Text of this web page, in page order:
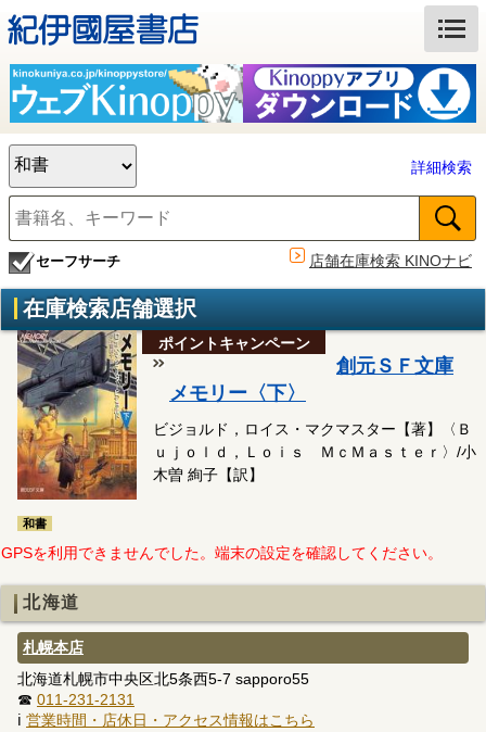
詳細検索
セーフサーチ 店舗在庫検索 KINOナビ
在庫検索店舗選択
和書
ポイントキャンペーン
創元ＳＦ文庫
メモリー〈下〉
ビジョルド，ロイス・マクマスター【著】〈Ｂ
ｕｊｏｌｄ，Ｌｏｉｓ ＭｃＭａｓｔｅｒ〉/小
木曽 絢子【訳】
GPSを利用できませんでした。端末の設定を確認してください。
北海道
札幌本店
北海道札幌市中央区北5条西5-7 sapporo55
☎ 011-231-2131
ℹ 営業時間・店休日・アクセス情報はこちら